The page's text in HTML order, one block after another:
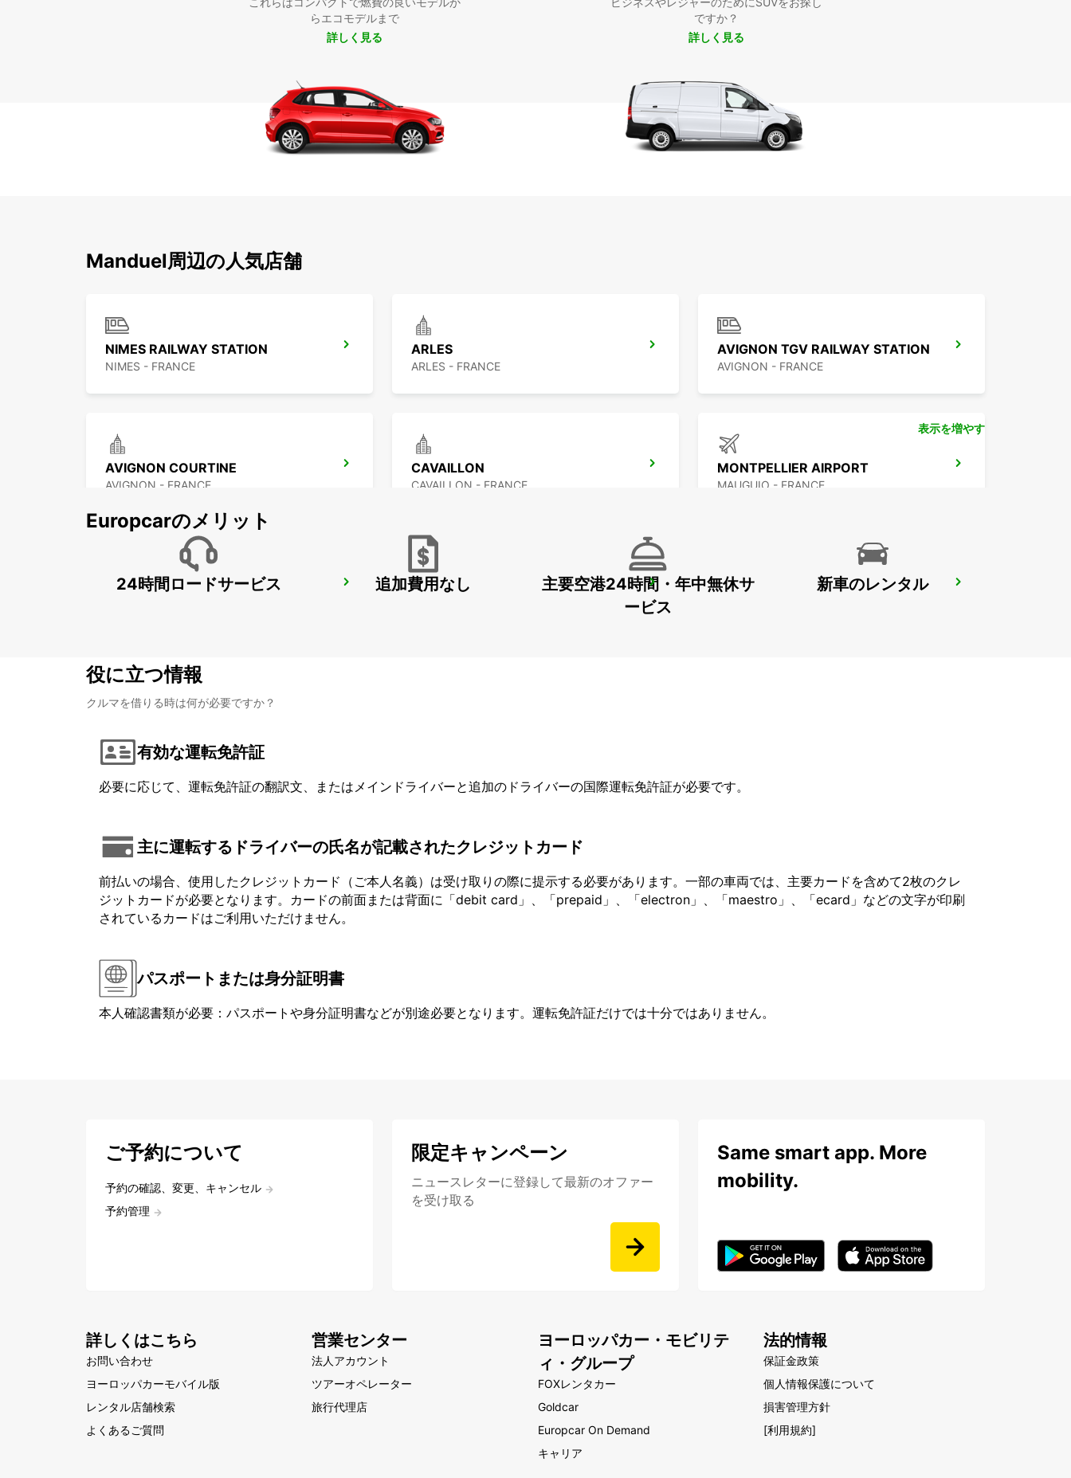
らエコモデルまで
詳しく見る
ですか？
詳しく見る
Manduel周辺の人気店舗
NIMES RAILWAY STATION
NIMES - FRANCE
ARLES
ARLES - FRANCE
AVIGNON TGV RAILWAY STATION
AVIGNON - FRANCE
AVIGNON COURTINE
AVIGNON - FRANCE
CAVAILLON
CAVAILLON - FRANCE
MONTPELLIER AIRPORT
MAUGUIO - FRANCE
SALON-DE-PROVENCE MONTPELLIER SUD DE FRANCE LGV RAILWAY STATION MONTPELLIER RAILWAY STATION
表示を増やす
Europcarのメリット
24時間ロードサービス 追加費用なし
主要空港24時間・年中無休サ
ービス
新車のレンタル
役に立つ情報
クルマを借りる時は何が必要ですか？
有効な運転免許証
必要に応じて、運転免許証の翻訳文、またはメインドライバーと追加のドライバーの国際運転免許証が必要です。
主に運転するドライバーの氏名が記載されたクレジットカード
前払いの場合、使用したクレジットカード（ご本人名義）は受け取りの際に提示する必要があります。一部の車両では、主要カードを含めて2枚のクレ
ジットカードが必要となります。カードの前面または背面に「debit card」、「prepaid」、「electron」、「maestro」、「ecard」などの文字が印刷
されているカードはご利用いただけません。
パスポートまたは身分証明書
本人確認書類が必要：パスポートや身分証明書などが別途必要となります。運転免許証だけでは十分ではありません。
ご予約について
予約の確認、変更、キャンセル
予約管理
限定キャンペーン
ニュースレターに登録して最新のオファー
を受け取る
Same smart app. More
mobility.
詳しくはこちら
お問い合わせ
ヨーロッパカーモバイル版
レンタル店舗検索
よくあるご質問
営業センター
法人アカウント
ツアーオペレーター
旅行代理店
ヨーロッパカー・モビリテ
ィ・グループ
FOXレンタカー
Goldcar
Europcar On Demand
キャリア
法的情報
保証金政策
個人情報保護について
損害管理方針
[利用規約]